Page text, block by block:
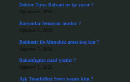
Doktor Tuna Balsam ne işe yarar ?
Ağustos 6, 2026
Baryonlar fermiyon mudur ?
Ağustos 5, 2026
Balıkesir ile Altınoluk arası kaç km ?
Ağustos 5, 2026
Bakanlıgına nasıl yazılır ?
Ağustos 5, 2026
Aşk Tesadüfleri Sever yazarı kim ?